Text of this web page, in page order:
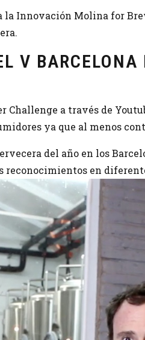
la Innovación Molina for
V BARCELONA
Challenge a través de
ya que al menos
del año en los
reconocimientos en